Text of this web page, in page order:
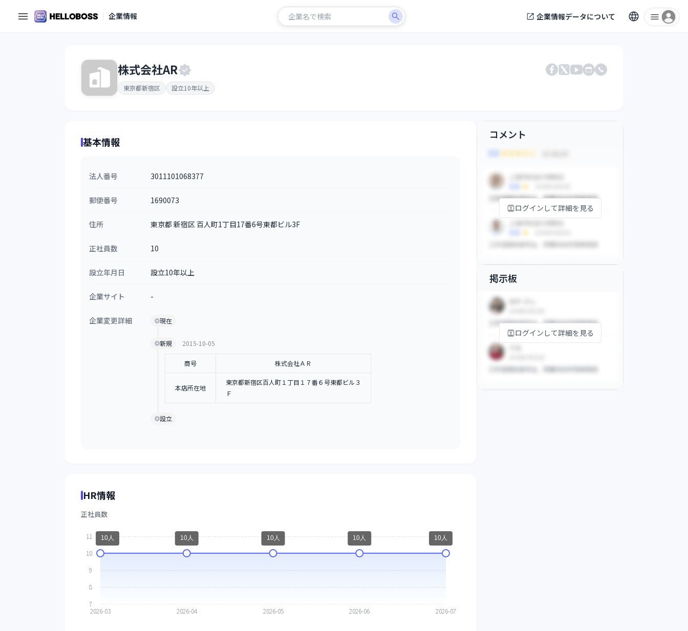
企業情報 企業情報データについて
株式会社AR
東京都新宿区 設立10年以上
Facebook
X YouTube
公式サイト
電話番号
基本情報
法人番号 3011101068377
郵便番号 1690073
住所 東京都 新宿区 百人町1丁目17番6号東都ビル3F
正社員数 10
設立年月日 設立10年以上
企業サイト -
企業変更詳細 現在
新規 2015-10-05
商号 株式会社ＡＲ
本店所在地
東京都新宿区百人町１丁目１７番６号東都ビル３
Ｆ
設立
HR情報
正社員数
コメント
ログインして詳細を見る
掲示板
ログインして詳細を見る